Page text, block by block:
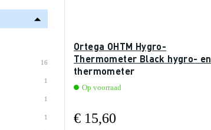
16
1
1
1
Ortega OHTM Hygro-
Thermometer Black hygro- en
thermometer
Op voorraad
€ 15,60